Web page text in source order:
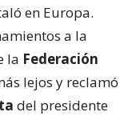
en Europa.
a la
la Federación
lejos y reclamó
del presidente